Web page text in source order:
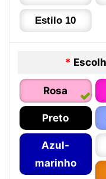
Estilo 10
*
Rosa
Preto
Azul-
marinho